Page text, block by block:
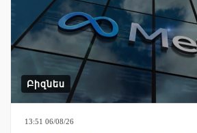
Բիզնես
13:51 06/08/26